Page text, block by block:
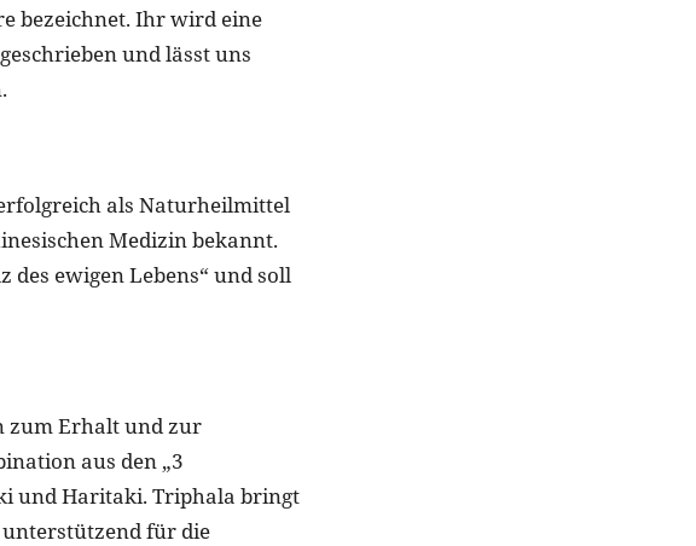
bezeichnet. Ihr wird eine
und lässt uns
als Naturheilmittel
Medizin bekannt.
des ewigen Lebens“ und soll
zum Erhalt und zur
aus den „3
und Haritaki. Triphala bringt
für die